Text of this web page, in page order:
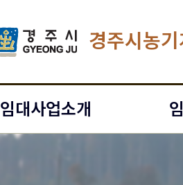
경주시농
임대사업소개